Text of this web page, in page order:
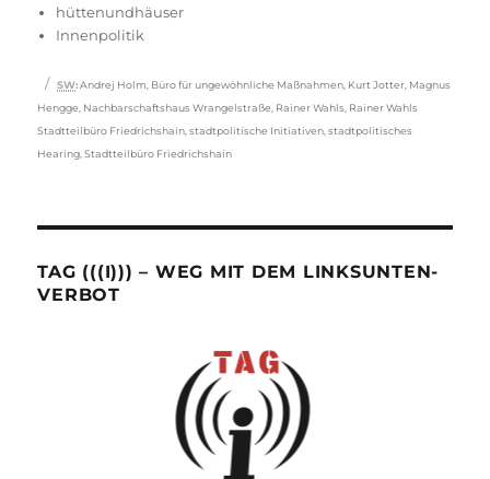
amhüttenundhäuser
Innenpolitik
Schlagwörter
SW: Andrej Holm Büro für ungewöhnliche Maßnahmen Kurt Jotter Magnus
Hengge Nachbarschaftshaus Wrangelstraße Rainer Wahls Rainer Wahls
Stadtteilbüro Friedrichshain ,stadtpolitische Initiativen ,stadtpolitisches
Hearing ,Stadtteilbüro Friedrichshain
TAG (((I))) – WEG MIT DEM LINKSUNTEN-
VERBOT